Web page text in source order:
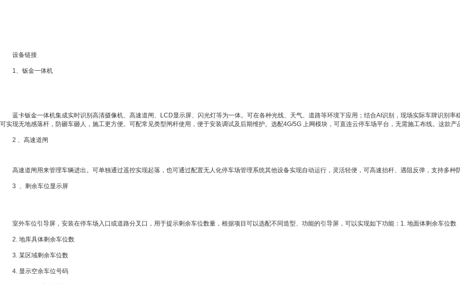
设备链接
1、钣金一体机
蓝卡钣金一体机集成实时识别高清摄像机、高速道闸、LCD显示屏、闪光灯等为一体。可在各种光线、天气、道路等环境下应用；结合AI识别，现场实际车牌识别率
可实现无地感落杆，防砸车砸人，施工更方便。可配常见类型闸杆使用，便于安装调试及后期维护。选配4G/5G 上网模块，可直连云停车场平台，无需施工布线。这款产
2 、高速道闸
高速道闸用来管理车辆进出。可单独通过遥控实现起落，也可通过配置无人化停车场管理系统其他设备实现自动运行，灵活轻便，可高速抬杆、遇阻反弹，支持多种
3 、剩余车位显示屏
室外车位引导屏，安装在停车场入口或道路分叉口，用于提示剩余车位数量，根据项目可以选配不同造型、功能的引导屏，可以实现如下功能：1. 地面体剩余车位数
2. 地库具体剩余车位数
3. 某区域剩余车位数
4. 显示空余车位号码